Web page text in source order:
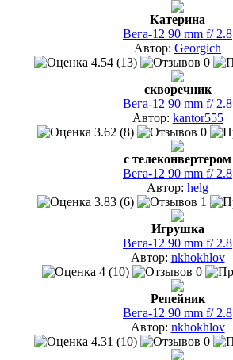
Катерина
Вега-12 90 mm f/ 2.8
Автор: Georgich
4.54 (13)
0
скворечник
Вега-12 90 mm f/ 2.8
Автор: kantor555
3.62 (8)
0
с телеконвертером
Вега-12 90 mm f/ 2.8
Автор: helg
3.83 (6)
1
Игрушка
Вега-12 90 mm f/ 2.8
Автор: nkhokhlov
4 (10)
0
Репейник
Вега-12 90 mm f/ 2.8
Автор: nkhokhlov
4.31 (10)
0